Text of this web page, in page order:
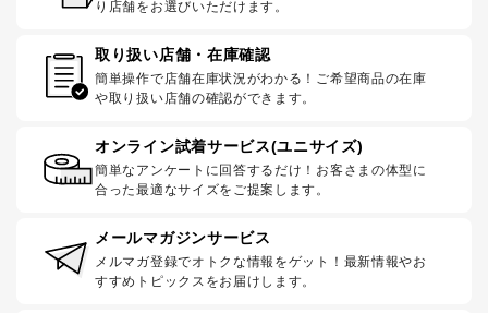
り店舗をお選びいただけます。
取り扱い店舗・在庫確認
簡単操作で店舗在庫状況がわかる！ご希望商品の在庫
や取り扱い店舗の確認ができます。
オンライン試着サービス(ユニサイズ)
簡単なアンケートに回答するだけ！お客さまの体型に
合った最適なサイズをご提案します。
メールマガジンサービス
メルマガ登録でオトクな情報をゲット！最新情報やお
すすめトピックスをお届けします。